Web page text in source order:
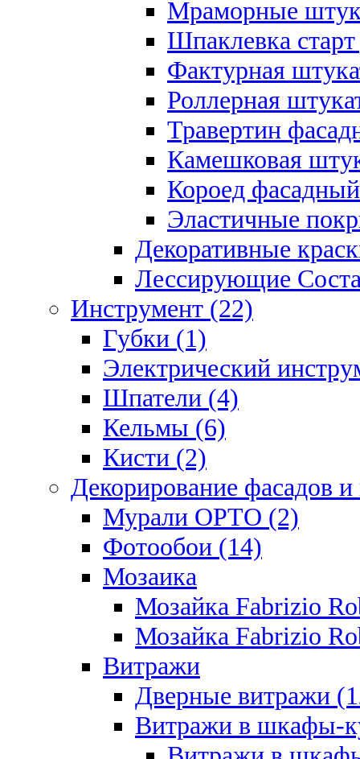
Мраморные
Шпаклевка
Фактурная
Роллерная
Травертин
Камешковая
Короед
Эластичные
Декоративные
Лессирующие
Инструмент (22)
Губки (1)
Электрический
Шпатели (4)
Кельмы (6)
Кисти (2)
Декорирование фасадов и
Мурали ОРТО (2)
Фотообои (14)
Мозаика
Мозайка Fabrizio
Мозайка Fabrizio
Витражи
Дверные витражи
Витражи в шкафы-